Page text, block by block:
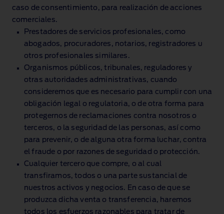
caso de consentimiento, para realización de acciones
comerciales.
Prestadores de servicios profesionales, como
abogados, procuradores, notarios, registradores u
otros profesionales similares.
Organismos públicos, tribunales, reguladores y
otras autoridades administrativas, cuando
consideremos que es necesario para cumplir con una
obligación legal o regulatoria, o de otra forma para
protegernos de reclamaciones contra nosotros o
terceros, o la seguridad de las personas, así como
para prevenir, o de alguna otra forma luchar, contra
el fraude o por razones de seguridad o protección.
Cualquier tercero que compre, o al cual
transfiramos, todos o una parte sustancial de
nuestros activos y negocios. En caso de que se
produzca dicha venta o transferencia, haremos
todos los esfuerzos razonables para tratar de